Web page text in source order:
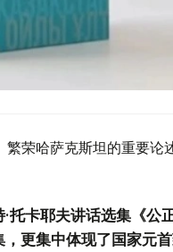
荣哈萨克斯坦的重要论
·托卡耶夫讲话选集《
更集中体现了国家元